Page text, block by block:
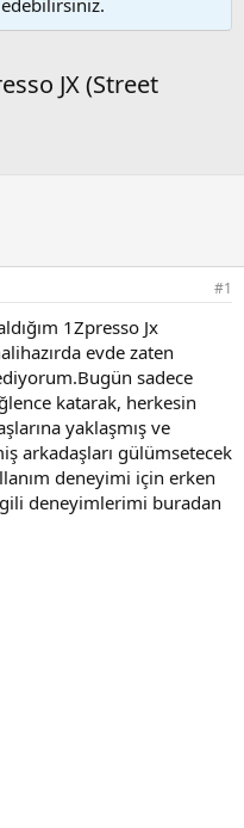
JX (Street
#1
1Zpresso Jx
evde zaten
sadece
katarak, herkesin
yaklaşmış ve
arkadaşları gülümsetecek
deneyimi için erken
deneyimlerimi buradan